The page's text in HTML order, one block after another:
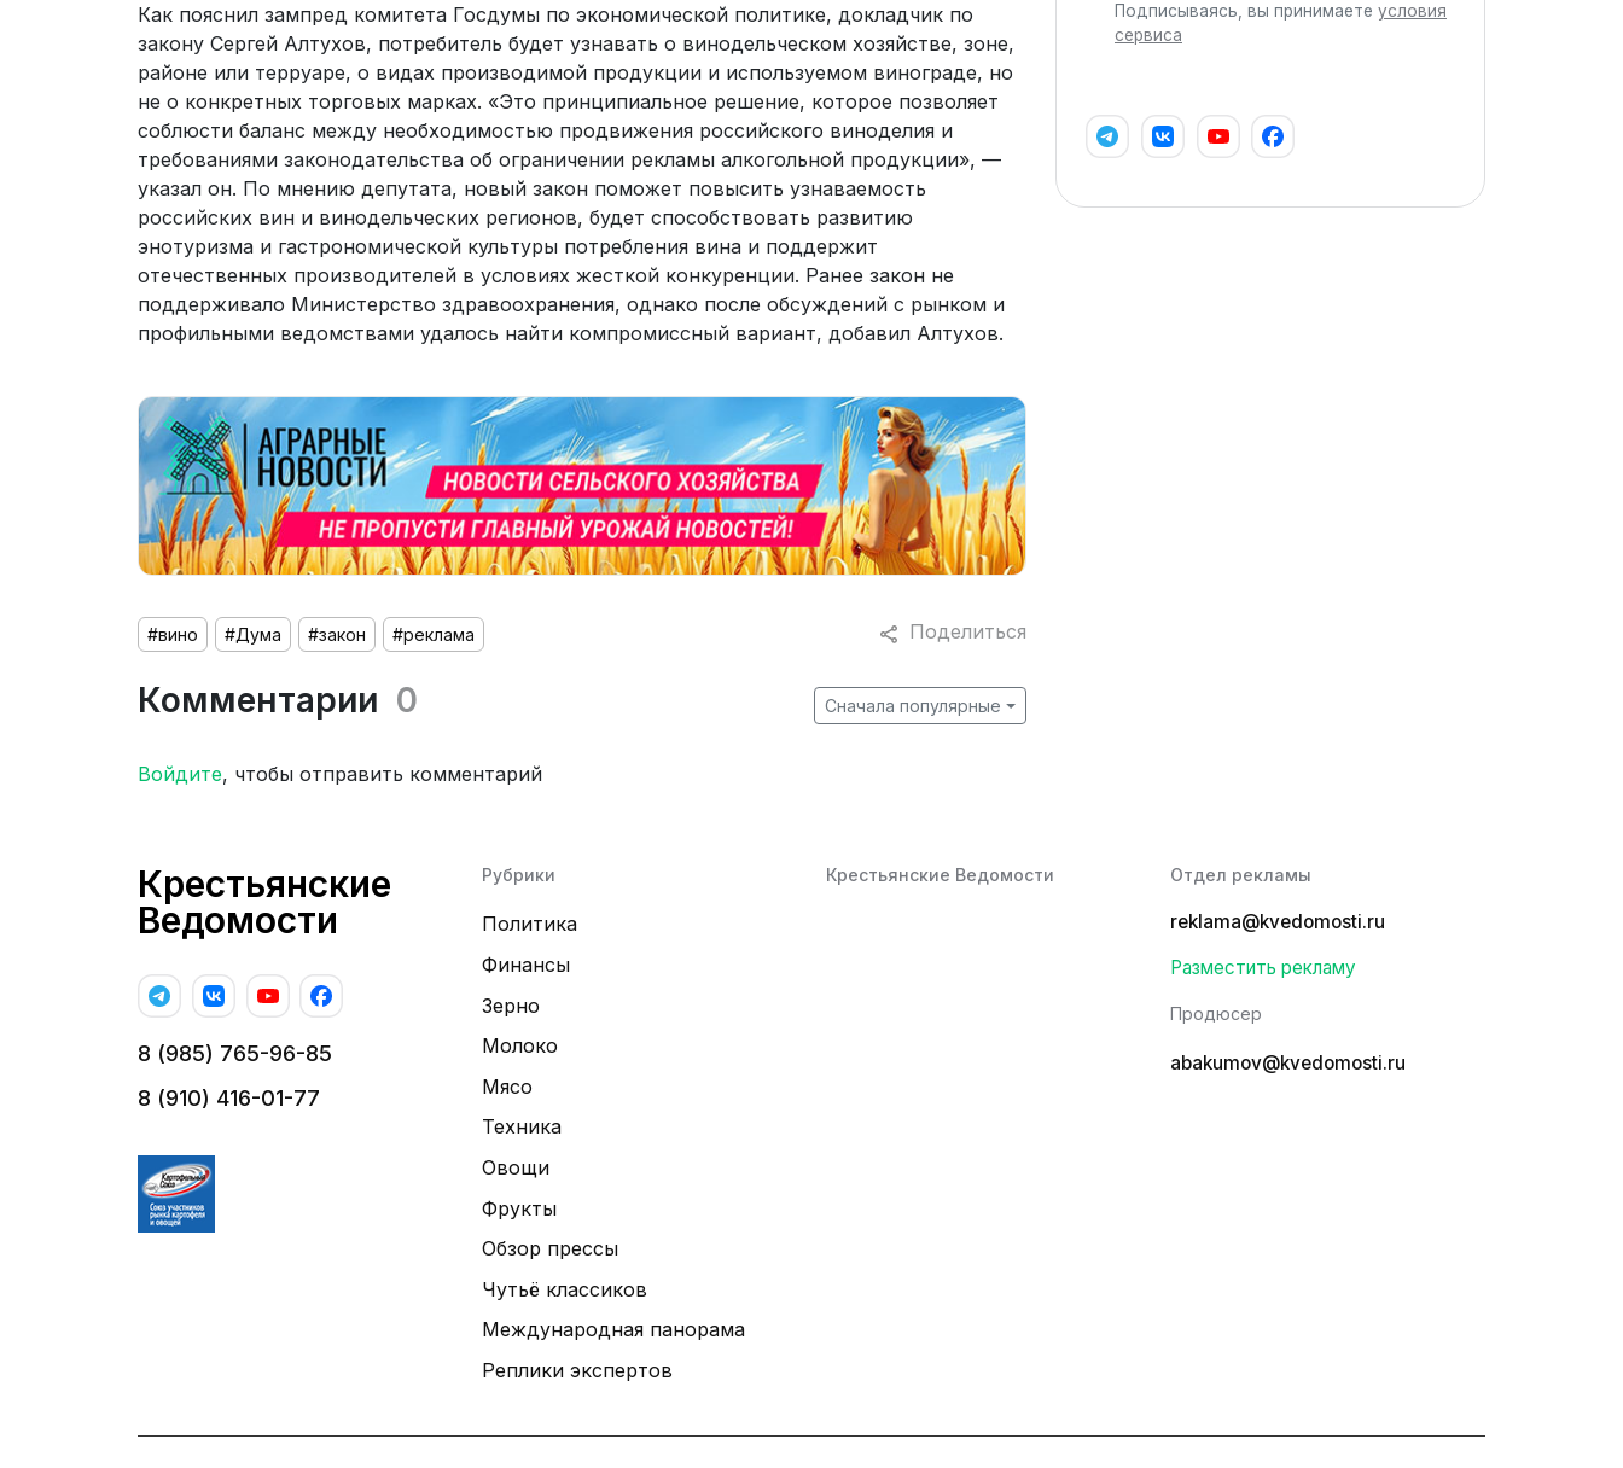
Как пояснил зампред комитета Госдумы по экономической политике, докладчик по
закону Сергей Алтухов, потребитель будет узнавать о винодельческом хозяйстве, зоне,
районе или терруаре, о видах производимой продукции и используемом винограде, но
не о конкретных торговых марках. «Это принципиальное решение, которое позволяет
соблюсти баланс между необходимостью продвижения российского виноделия и
требованиями законодательства об ограничении рекламы алкогольной продукции», —
указал он. По мнению депутата, новый закон поможет повысить узнаваемость
российских вин и винодельческих регионов, будет способствовать развитию
энотуризма и гастрономической культуры потребления вина и поддержит
отечественных производителей в условиях жесткой конкуренции. Ранее закон не
поддерживало Министерство здравоохранения, однако после обсуждений с рынком и
профильными ведомствами удалось найти компромиссный вариант, добавил Алтухов.
Поделиться
#вино #Дума #закон #реклама
Комментарии 0 Сначала популярные
Войдите, чтобы отправить комментарий
Подписываясь, вы принимаете условия
сервиса
Крестьянские
Ведомости
8 (985) 765-96-85
8 (910) 416-01-77
Рубрики
Политика
Финансы
Зерно
Молоко
Мясо
Техника
Овощи
Фрукты
Обзор прессы
Чутьё классиков
Международная панорама
Реплики экспертов
Крестьянские Ведомости Отдел рекламы
reklama@kvedomosti.ru
Разместить рекламу
Продюсер
abakumov@kvedomosti.ru